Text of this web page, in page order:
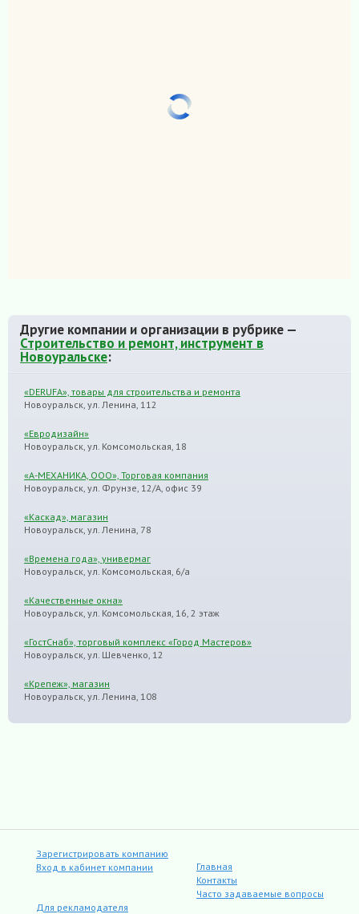
Другие компании и организации в рубрике —
Строительство и ремонт, инструмент в
Новоуральске:
«DERUFA», товары для строительства и ремонта
Новоуральск, ул. Ленина, 112
«Евродизайн»
Новоуральск, ул. Комсомольская, 18
«А-МЕХАНИКА, ООО», Торговая компания
Новоуральск, ул. Фрунзе, 12/А, офис 39
«Каскад», магазин
Новоуральск, ул. Ленина, 78
«Времена года», универмаг
Новоуральск, ул. Комсомольская, 6/а
«Качественные окна»
Новоуральск, ул. Комсомольская, 16, 2 этаж
«ГостСнаб», торговый комплекс «Город Мастеров»
Новоуральск, ул. Шевченко, 12
«Крепеж», магазин
Новоуральск, ул. Ленина, 108
Зарегистрировать компанию
Вход в кабинет компании
Главная
Контакты
Часто задаваемые вопросы
Для рекламодателя